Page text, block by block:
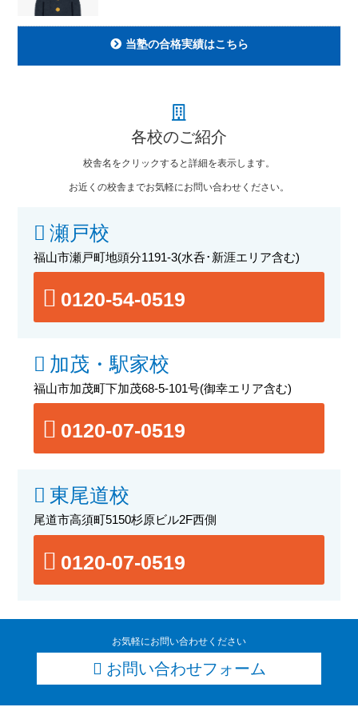
当塾の合格実績はこちら
各校のご紹介
校舎名をクリックすると詳細を表示します。
お近くの校舎までお気軽にお問い合わせください。
瀬戸校
福山市瀬戸町地頭分1191-3(水呑･新涯エリア含む)
0120-54-0519
加茂・駅家校
福山市加茂町下加茂68-5-101号(御幸エリア含む)
0120-07-0519
東尾道校
尾道市高須町5150杉原ビル2F西側
0120-07-0519
お気軽にお問い合わせください
お問い合わせフォーム